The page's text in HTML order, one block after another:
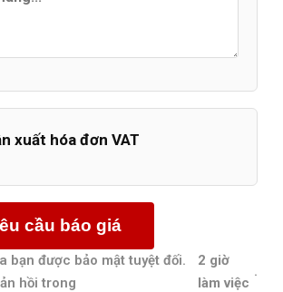
xuất hóa đơn VAT
cầu báo giá
bạn được bảo mật tuyệt đối.
hồi trong
2 giờ
làm việc
.